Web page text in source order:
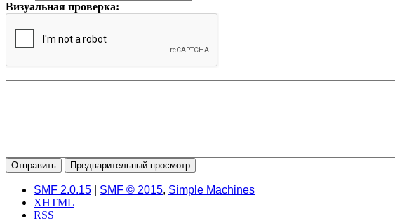
Визуальная проверка:
SMF 2.0.15 SMF © 2015, Simple Machines
XHTML
RSS